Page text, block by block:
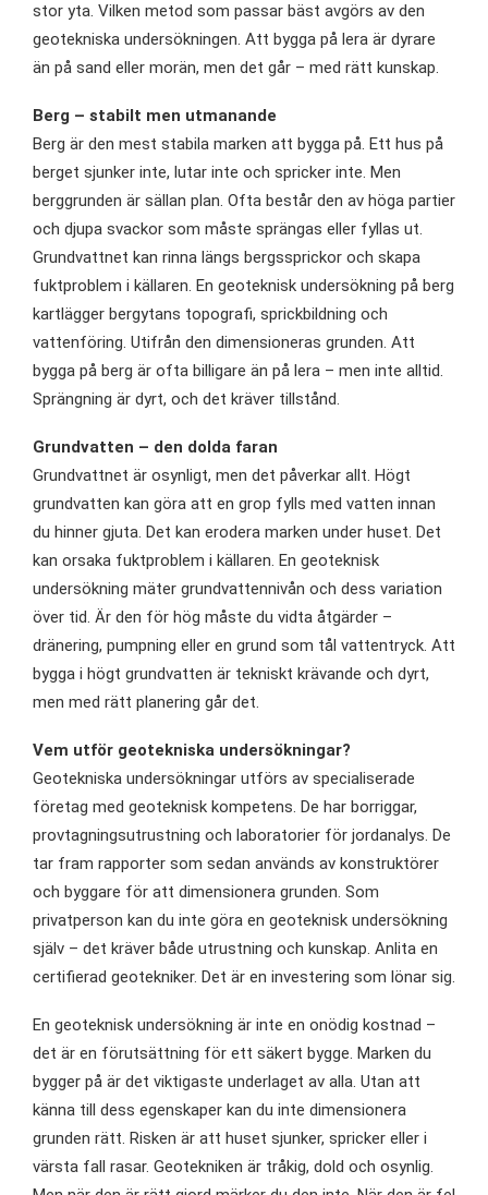
stor yta. Vilken metod som passar bäst avgörs av den
geotekniska undersökningen. Att bygga på lera är dyrare
än på sand eller morän, men det går – med rätt kunskap.
Berg – stabilt men utmanande
Berg är den mest stabila marken att bygga på. Ett hus på
berget sjunker inte, lutar inte och spricker inte. Men
berggrunden är sällan plan. Ofta består den av höga partier
och djupa svackor som måste sprängas eller fyllas ut.
Grundvattnet kan rinna längs bergssprickor och skapa
fuktproblem i källaren. En geoteknisk undersökning på berg
kartlägger bergytans topografi, sprickbildning och
vattenföring. Utifrån den dimensioneras grunden. Att
bygga på berg är ofta billigare än på lera – men inte alltid.
Sprängning är dyrt, och det kräver tillstånd.
Grundvatten – den dolda faran
Grundvattnet är osynligt, men det påverkar allt. Högt
grundvatten kan göra att en grop fylls med vatten innan
du hinner gjuta. Det kan erodera marken under huset. Det
kan orsaka fuktproblem i källaren. En geoteknisk
undersökning mäter grundvattennivån och dess variation
över tid. Är den för hög måste du vidta åtgärder –
dränering, pumpning eller en grund som tål vattentryck. Att
bygga i högt grundvatten är tekniskt krävande och dyrt,
men med rätt planering går det.
Vem utför geotekniska undersökningar?
Geotekniska undersökningar utförs av specialiserade
företag med geoteknisk kompetens. De har borriggar,
provtagningsutrustning och laboratorier för jordanalys. De
tar fram rapporter som sedan används av konstruktörer
och byggare för att dimensionera grunden. Som
privatperson kan du inte göra en geoteknisk undersökning
själv – det kräver både utrustning och kunskap. Anlita en
certifierad geotekniker. Det är en investering som lönar sig.
En geoteknisk undersökning är inte en onödig kostnad –
det är en förutsättning för ett säkert bygge. Marken du
bygger på är det viktigaste underlaget av alla. Utan att
känna till dess egenskaper kan du inte dimensionera
grunden rätt. Risken är att huset sjunker, spricker eller i
värsta fall rasar. Geotekniken är tråkig, dold och osynlig.